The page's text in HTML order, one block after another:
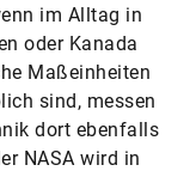
im Alltag in
oder Kanada
Maßeinheiten
sind, messen
dort ebenfalls
NASA wird in